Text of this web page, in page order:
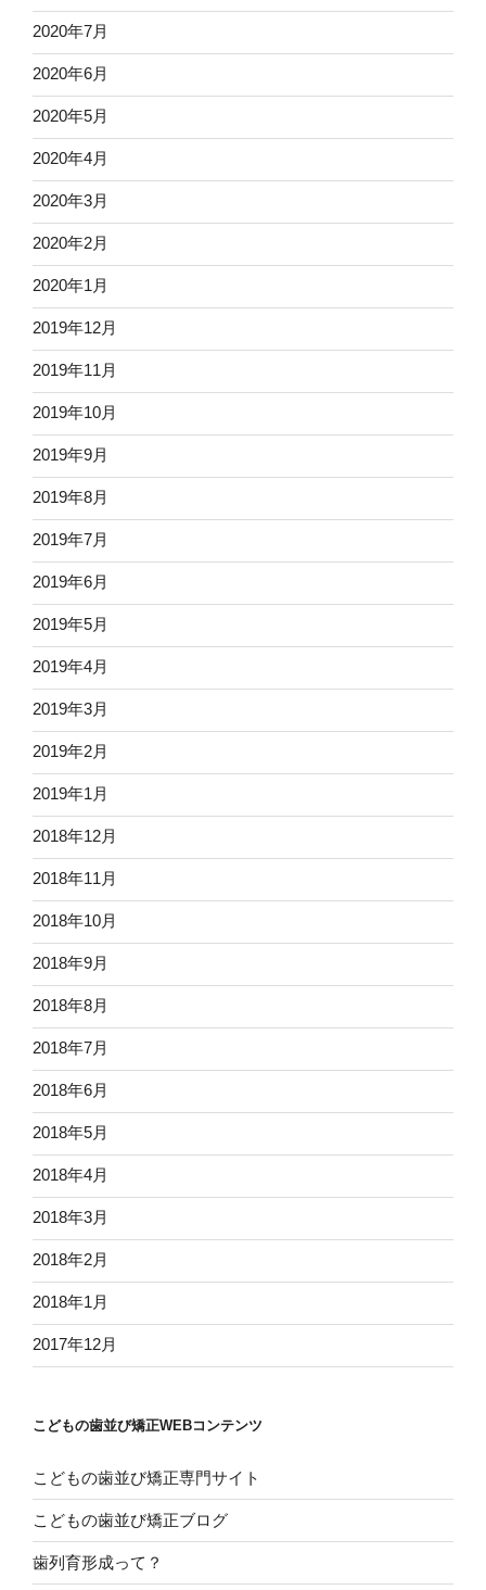
2020年7月
2020年6月
2020年5月
2020年4月
2020年3月
2020年2月
2020年1月
2019年12月
2019年11月
2019年10月
2019年9月
2019年8月
2019年7月
2019年6月
2019年5月
2019年4月
2019年3月
2019年2月
2019年1月
2018年12月
2018年11月
2018年10月
2018年9月
2018年8月
2018年7月
2018年6月
2018年5月
2018年4月
2018年3月
2018年2月
2018年1月
2017年12月
こどもの歯並び矯正WEBコンテンツ
こどもの歯並び矯正専門サイト
こどもの歯並び矯正ブログ
歯列育形成って？